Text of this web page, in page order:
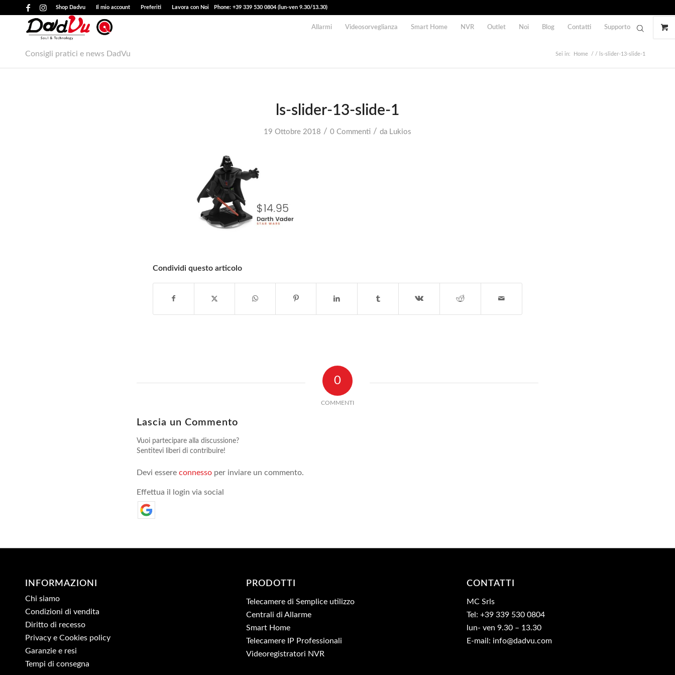
Shop Dadvu Il mio account Preferiti Lavora con Noi Phone: +39 339 530 0804 (lun-ven 9.30/13.30)
Allarmi Videosorveglianza Smart Home NVR Outlet Noi Blog Contatti Supporto
Consigli pratici e news DadVu Sei in: Home / / ls-slider-13-slide-1
ls-slider-13-slide-1
19 Ottobre 2018 / 0 Commenti / da Lukios
Condividi questo articolo
0
COMMENTI
Lascia un Commento
Vuoi partecipare alla discussione?
Sentitevi liberi di contribuire!
Devi essere connesso per inviare un commento.
Effettua il login via social
INFORMAZIONI
Chi siamo
Condizioni di vendita
Diritto di recesso
Privacy e Cookies policy
Garanzie e resi
Tempi di consegna
PRODOTTI
Telecamere di Semplice utilizzo
Centrali di Allarme
Smart Home
Telecamere IP Professionali
Videoregistratori NVR
CONTATTI
MC Srls
Tel: +39 339 530 0804
lun- ven 9.30 – 13.30
E-mail: info@dadvu.com